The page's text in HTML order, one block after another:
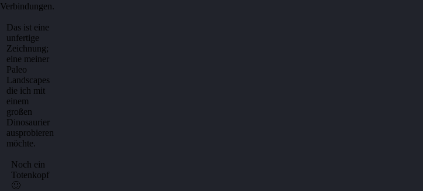
Verbindungen.
Das ist eine
unfertige
Zeichnung;
eine meiner
Paleo
Landscapes
die ich mit
einem
großen
Dinosaurier
ausprobieren
möchte.
Noch ein
Totenkopf
🙂